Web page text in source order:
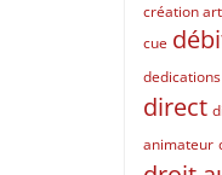
création
cue
dedications
direct
animateur